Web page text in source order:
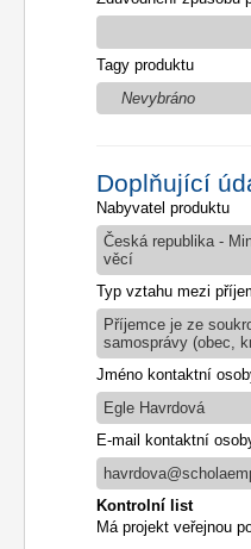
Tagy produktu
Nevybráno
Doplňující
Nabyvatel produktu
Česká republika -
věcí
Typ vztahu mezi
Příjemce je ze
samosprávy (obec,
Jméno kontaktní
Egle Havrdová
E-mail kontaktní
Kontrolní list
Má projekt veřejnou